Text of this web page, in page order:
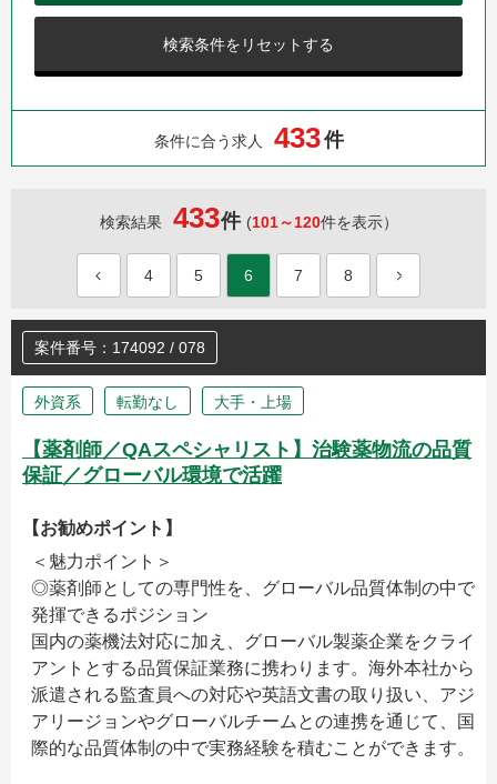
検索条件をリセットする
条件に合う求人 433件
検索結果 433件 (101～120件を表示）
4 5 6 7 8
案件番号：174092 / 078
外資系 転勤なし 大手・上場
【薬剤師／QAスペシャリスト】治験薬物流の品質
保証／グローバル環境で活躍
【お勧めポイント】
＜魅力ポイント＞
◎薬剤師としての専門性を、グローバル品質体制の中で
発揮できるポジション
国内の薬機法対応に加え、グローバル製薬企業をクライ
アントとする品質保証業務に携わります。海外本社から
派遣される監査員への対応や英語文書の取り扱い、アジ
アリージョンやグローバルチームとの連携を通じて、国
際的な品質体制の中で実務経験を積むことができます。